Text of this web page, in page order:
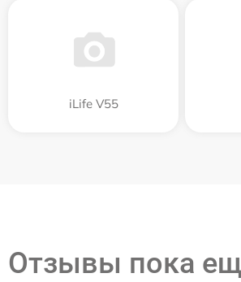
iLife V55
Отзывы пока